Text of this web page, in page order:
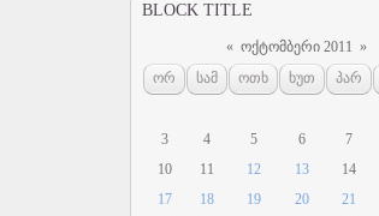
BLOCK TITLE
« ოქტომბერი 2011 »
ორ
სამ ოთხ ხუთ პარ
3 4 5 6
7
10
11 12 13
14
17
18 19 20
21